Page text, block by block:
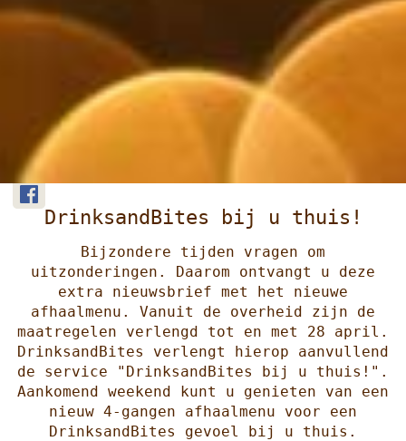
DrinksandBites bij u thuis!
Bijzondere tijden vragen om
uitzonderingen. Daarom ontvangt u deze
extra nieuwsbrief met het nieuwe
afhaalmenu. Vanuit de overheid zijn de
maatregelen verlengd tot en met 28 april.
DrinksandBites verlengt hierop aanvullend
de service "DrinksandBites bij u thuis!".
Aankomend weekend kunt u genieten van een
nieuw 4-gangen afhaalmenu voor een
DrinksandBites gevoel bij u thuis.